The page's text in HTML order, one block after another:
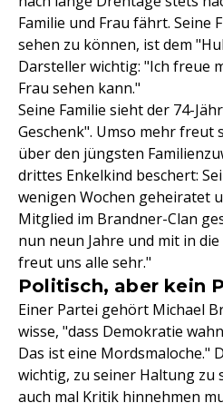
Familie und Frau fährt. Seine
sehen zu können, ist dem
Darsteller wichtig: "Ich freue
Frau sehen kann."
Seine Familie sieht der 74-
Geschenk". Umso mehr freut
über den jüngsten
drittes Enkelkind beschert:
wenigen Wochen geheiratet
Mitglied im Brandner-Clan
nun neun Jahre und mit in
freut uns alle sehr."
Politisch, aber kein
Einer Partei gehört Michael
wisse, "dass Demokratie
Das ist eine Mordsmaloche."
wichtig, zu seiner Haltung zu
auch mal Kritik hinnehmen